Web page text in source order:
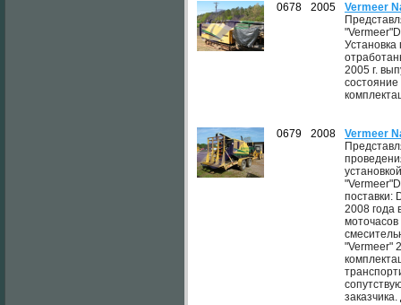
0678 2005
Vermeer
2005 г.
состояние
0679 2008
Vermeer
поставки:
2008 года
"Vermeer"